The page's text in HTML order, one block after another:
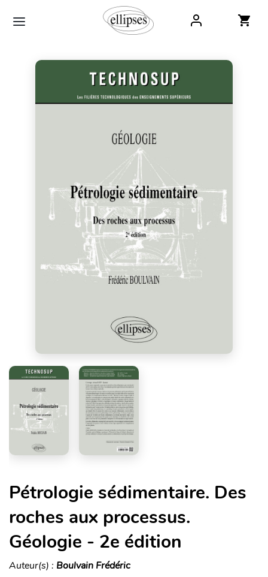
Pétrologie sédimentaire. Des
roches aux processus.
Géologie - 2e édition
Auteur(s) : Boulvain Frédéric